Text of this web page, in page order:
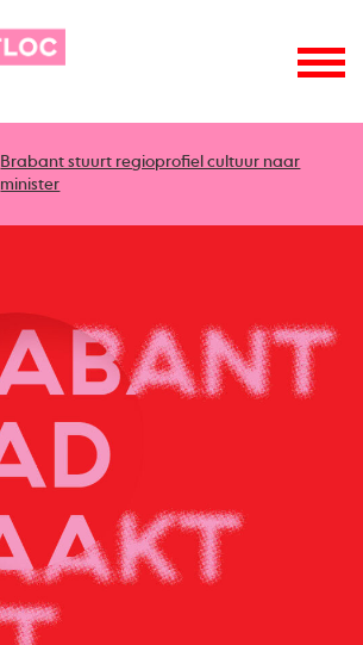
Brabant stuurt regioprofiel cultuur naar
minister